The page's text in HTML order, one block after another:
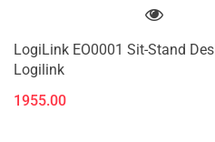
LogiLink EO0001 Sit-Stand
Logilink
1955.00